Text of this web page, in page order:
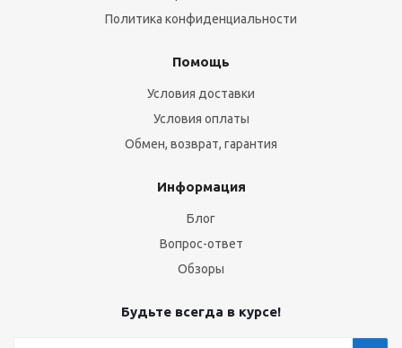
Политика конфиденциальности
Помощь
Условия доставки
Условия оплаты
Обмен, возврат, гарантия
Информация
Блог
Вопрос-ответ
Обзоры
Будьте всегда в курсе!